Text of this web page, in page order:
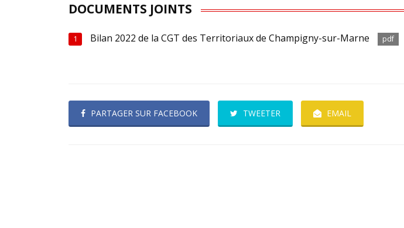
DOCUMENTS JOINTS
1 Bilan 2022 de la CGT des Territoriaux de Champigny-sur-Marne pdf
PARTAGER SUR FACEBOOK TWEETER EMAIL